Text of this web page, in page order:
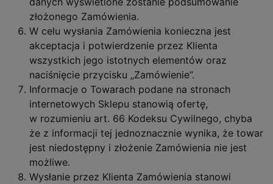
złożonego Zamówienia.
W celu wysłania Zamówienia konieczna jest
akceptacja i potwierdzenie przez Klienta
wszystkich jego istotnych elementów oraz
naciśnięcie przycisku „Zamówienie”.
Informacje o Towarach podane na stronach
internetowych Sklepu stanowią ofertę,
w rozumieniu art. 66 Kodeksu Cywilnego, chyba
że z informacji tej jednoznacznie wynika, że towar
jest niedostępny i złożenie Zamówienia nie jest
możliwe.
Wysłanie przez Klienta Zamówienia stanowi